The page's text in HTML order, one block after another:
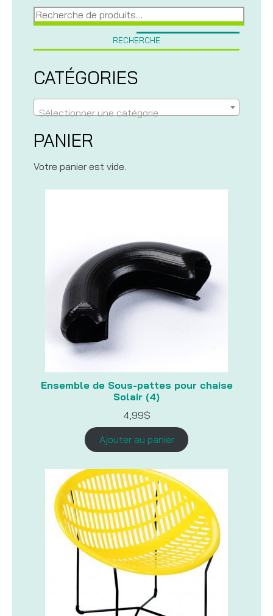
Recherche
pour :
RECHERCHE
CATÉGORIES
Sélectionner une catégorie
PANIER
Votre panier est vide.
Ensemble de Sous-pattes pour chaise
Solair (4)
4,99$
Ajouter au panier